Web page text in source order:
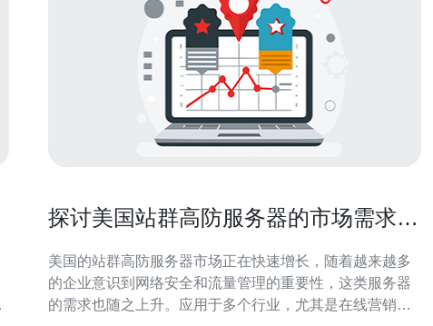
探讨美国站群高防服务器的市场需求和
美国的站群高防服务器市场正在快速增长，随着越来越多
的企业意识到网络安全和流量管理的重要性，这类服务器
的需求也随之上升。应用于多个行业，尤其是在线营销和